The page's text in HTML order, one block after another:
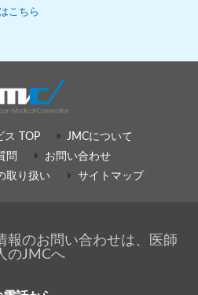
こちら
ス TOP
JMCについて
問
お問い合わせ
取り扱い サイトマップ
報のお問い合わせは、医師
のJMCへ